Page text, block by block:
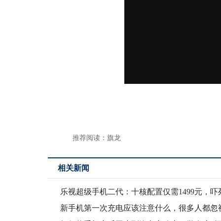
推荐阅读： 旗龙
相关新闻
乐视超级手机二代：十核配置仅需1499元，吓
不偿
新手机第一次充电应该注意什么，很多人都忽